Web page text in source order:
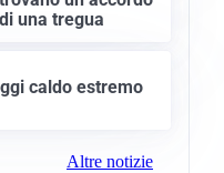
una tregua
caldo estremo
Altre notizie